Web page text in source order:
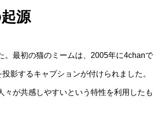
源
。最初の猫のミームは、2005年に4chanで
影するキャプションが付けられました。
が共感しやすいという特性を利用したも